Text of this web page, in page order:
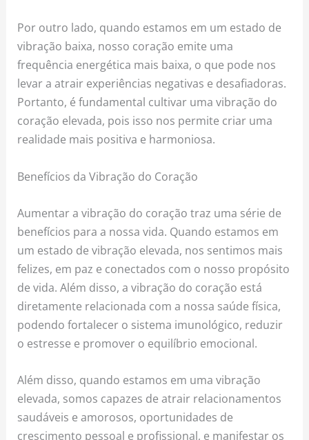
Por outro lado, quando estamos em um estado de
vibração baixa, nosso coração emite uma
frequência energética mais baixa, o que pode nos
levar a atrair experiências negativas e desafiadoras.
Portanto, é fundamental cultivar uma vibração do
coração elevada, pois isso nos permite criar uma
realidade mais positiva e harmoniosa.
Benefícios da Vibração do Coração
Aumentar a vibração do coração traz uma série de
benefícios para a nossa vida. Quando estamos em
um estado de vibração elevada, nos sentimos mais
felizes, em paz e conectados com o nosso propósito
de vida. Além disso, a vibração do coração está
diretamente relacionada com a nossa saúde física,
podendo fortalecer o sistema imunológico, reduzir
o estresse e promover o equilíbrio emocional.
Além disso, quando estamos em uma vibração
elevada, somos capazes de atrair relacionamentos
saudáveis e amorosos, oportunidades de
crescimento pessoal e profissional, e manifestar os